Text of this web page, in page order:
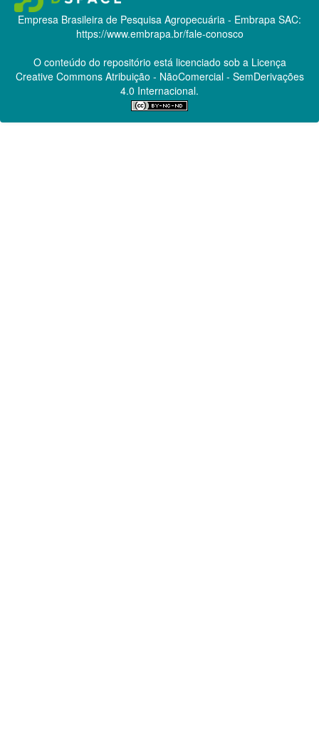
Empresa Brasileira de Pesquisa Agropecuária - Embrapa SAC:
https://www.embrapa.br/fale-conosco
O conteúdo do repositório está licenciado sob a Licença
Creative CommonsAtribuição - NãoComercial - SemDerivações
4.0 Internacional.